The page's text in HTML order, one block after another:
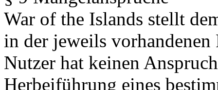
War of the Islands stellt
in der jeweils
Nutzer hat keinen
Herbeiführung eines